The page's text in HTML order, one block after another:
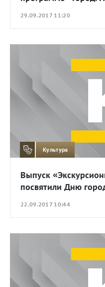
29.09.2017 11:20
Культура
Выпуск
посвятили Дню
22.09.2017 10:44